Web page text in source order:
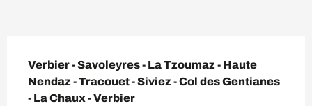
Verbier - Savoleyres - La Tzoumaz - Haute
Nendaz - Tracouet - Siviez - Col des Gentianes
- La Chaux - Verbier